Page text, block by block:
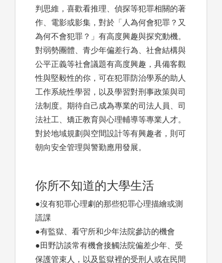
判思維，喜歡看推理、偵探等犯罪相關的著
作、電影或影集，對於「人為何會犯罪？又
為何不會犯罪？」有高度興趣與探究動機。
對弱勢團體、青少年偏差行為、社會結構與
公平正義等社會議題有高度興趣，具備客觀
性與堅毅性的你，可在犯罪防治學系的助人
工作系統性學習，以及學習對刑事政策與司
法制度。期待自己成為專業的司法人員、司
法社工、矯正教育與心理輔導等專業人才。
對於地域規劃與空間設計等有興趣者，則可
朝向安全管理與警勤應用發展。
你所不知道的大學生活
●沒有犯罪心理劇的那些犯罪心理描繪或測
謊課
●有監獄、看守所和少年法院參訪的機會
●田野訪談常有機會接觸法院偏差少年、受
保護管束人，以及監獄裡的受刑人或在民間